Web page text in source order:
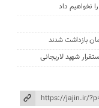
نخواهیم داد
شهید لاریجانی